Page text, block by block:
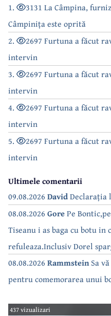
1.
3131 La Câmpina,
Câmpinița este oprită
2.
2697 Furtuna a făcut
intervin
3.
2697 Furtuna a făcut
intervin
4.
2697 Furtuna a făcut
intervin
5.
2697 Furtuna a făcut
intervin
Ultimele comentarii
09.08.2026 DavidDeclarația
08.08.2026 GorePe
Tiseanu i as baga cu botu in
refuleaza.Inclusiv Dorel
bea apa de la robinet.Asta
08.08.2026 RammsteinSa
pentru comemorarea unui
437 vizualizari